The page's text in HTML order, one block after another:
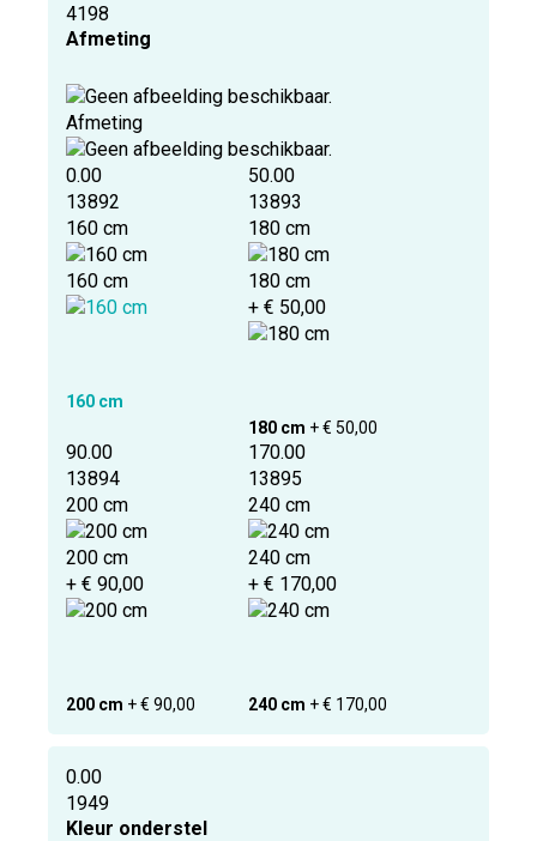
4198
Afmeting
Afmeting
0.00
13892
160 cm
160 cm
160 cm
50.00
13893
180 cm
180 cm
+ € 50,00
180 cm + € 50,00
90.00
13894
200 cm
200 cm
+ € 90,00
200 cm + € 90,00
170.00
13895
240 cm
240 cm
+ € 170,00
240 cm + € 170,00
0.00
1949
Kleur onderstel